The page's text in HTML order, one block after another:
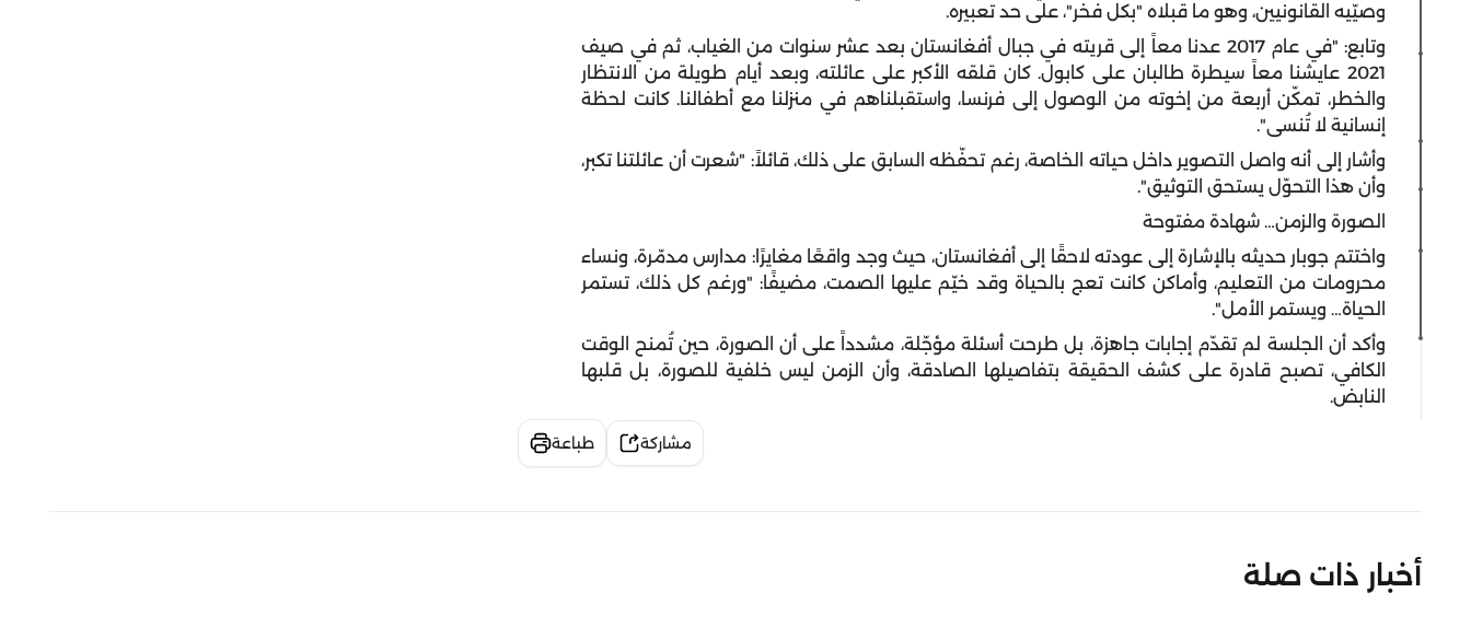
وصيّيه القانونيين، وهو ما قبلاه "بكل فخر"، على حد تعبيره.
وتابع: "في عام 2017 عدنا معاً إلى قريته في جبال أفغانستان بعد عشر سنوات من الغياب، ثم في صيف
2021 عايشنا معاً سيطرة طالبان على كابول. كان قلقه الأكبر على عائلته، وبعد أيام طويلة من الانتظار
والخطر، تمكّن أربعة من إخوته من الوصول إلى فرنسا، واستقبلناهم في منزلنا مع أطفالنا. كانت لحظة
إنسانية لا تُنسى".
وأشار إلى أنه واصل التصوير داخل حياته الخاصة، رغم تحفّظه السابق على ذلك، قائلاً: "شعرت أن عائلتنا تكبر،
وأن هذا التحوّل يستحق التوثيق".
الصورة والزمن… شهادة مفتوحة
واختتم جوبار حديثه بالإشارة إلى عودته لاحقًا إلى أفغانستان، حيث وجد واقعًا مغايرًا: مدارس مدمّرة، ونساء
محرومات من التعليم، وأماكن كانت تعج بالحياة وقد خيّم عليها الصمت، مضيفًا: "ورغم كل ذلك، تستمر
الحياة… ويستمر الأمل".
وأكد أن الجلسة لم تقدّم إجابات جاهزة، بل طرحت أسئلة مؤجّلة، مشدداً على أن الصورة، حين تُمنح الوقت
الكافي، تصبح قادرة على كشف الحقيقة بتفاصيلها الصادقة، وأن الزمن ليس خلفية للصورة، بل قلبها
النابض.
مشاركة طباعة
أخبار ذات صلة